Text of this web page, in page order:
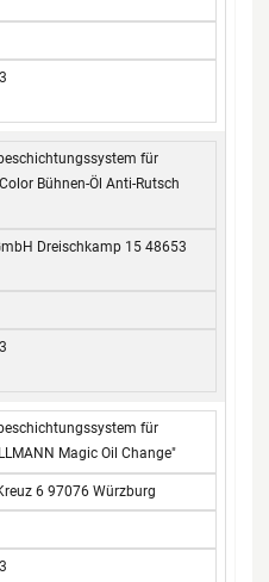
für
Bühnen-Öl Anti-Rutsch
Dreischkamp 15 48653
für
Magic Oil Change"
6 97076 Würzburg